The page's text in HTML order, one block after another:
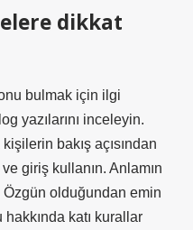
dikkat
bulmak için ilgi
yazılarını inceleyin.
bakış açısından
giriş kullanın. Anlamın
olduğundan emin
hakkında katı kurallar